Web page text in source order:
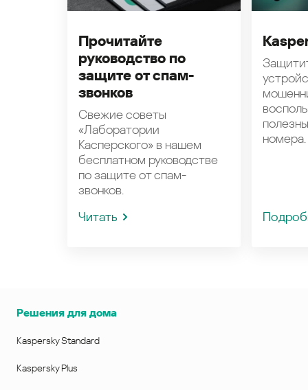
Прочитайте
руководство по
защите от спам-
звонков
Свежие советы
«Лаборатории
Касперского» в нашем
бесплатном руководстве
по защите от спам-
звонков.
Читать
номера.
Решения для дома
Kaspersky Standard
Kaspersky Plus